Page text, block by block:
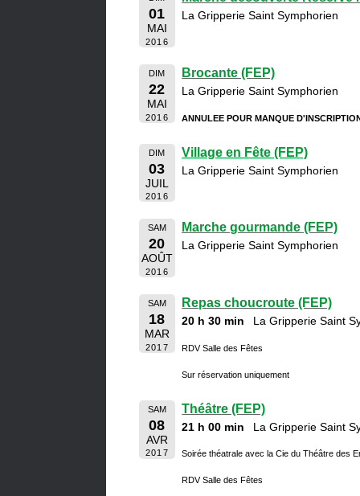
01
MAI
2016
La Gripperie Saint Symphorien
DIM
22
MAI
2016
Brocante (FEP)
La Gripperie Saint Symphorien
ANNULEE POUR MANQUE
DIM
03
JUIL
2016
Village en Fête (FEP)
La Gripperie Saint Symphorien
SAM
20
AOÛT
2016
Marche gourmande (FEP)
La Gripperie Saint Symphorien
SAM
18
MAR
2017
Repas choucroute (FEP)
20 h 30 min La Gripperie Saint
RDV Salle des Fêtes
Sur réservation uniquement
SAM
08
AVR
2017
Théâtre (FEP)
21 h 00 min La Gripperie Saint
Soirée théatrale avec la Cie du Théâtre des
RDV Salle des Fêtes